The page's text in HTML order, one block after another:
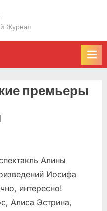
Журнал
премьеры
Алины
Иосифа
интересно!
Алиса Эстрина,